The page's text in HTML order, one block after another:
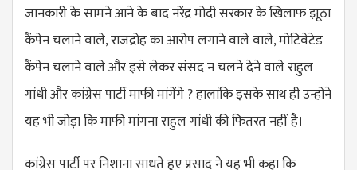
जानकारी के सामने आने के बाद नरेंद्र मोदी सरकार के खिलाफ झूठा
कैंपेन चलाने वाले, राजद्रोह का आरोप लगाने वाले वाले, मोटिवेटेड
कैंपेन चलाने वाले और इसे लेकर संसद न चलने देने वाले राहुल
गांधी और कांग्रेस पार्टी माफी मांगेंगे ? हालांकि इसके साथ ही उन्होंने
यह भी जोड़ा कि माफी मांगना राहुल गांधी की फितरत नहीं है।
कांग्रेस पार्टी पर निशाना साधते हुए प्रसाद ने यह भी कहा कि